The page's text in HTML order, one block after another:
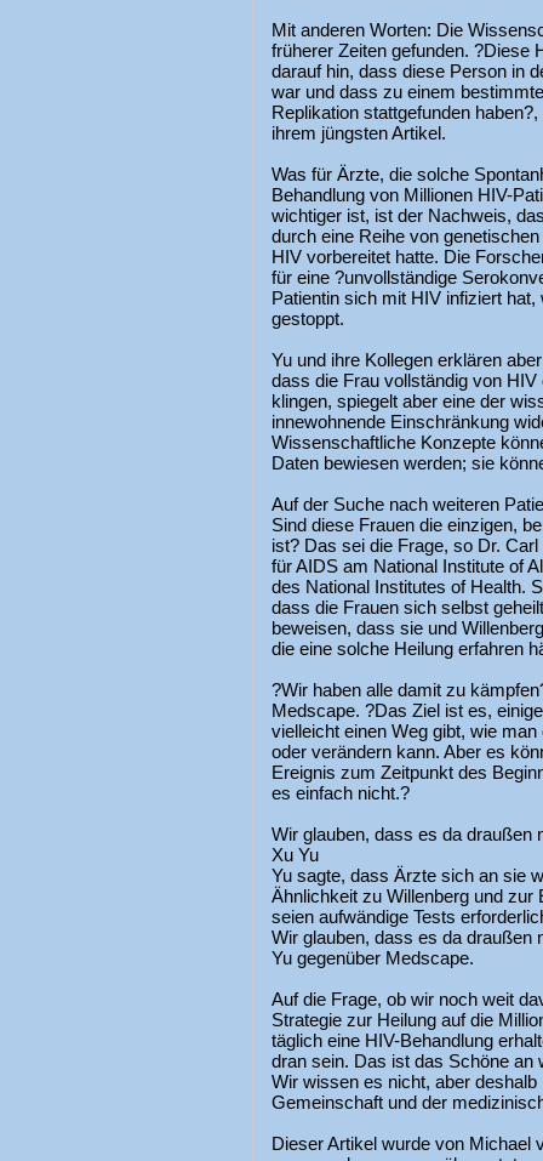
Mit anderen Worten: Die
früherer Zeiten gefunden. ?Diese
darauf hin, dass diese Person in
war und dass zu einem
Replikation stattgefunden
ihrem jüngsten Artikel.
Was für Ärzte, die solche
Behandlung von Millionen HIV-
wichtiger ist, ist der Nachweis,
durch eine Reihe von
HIV vorbereitet hatte. Die
für eine ?unvollständige
Patientin sich mit HIV infiziert
gestoppt.
Yu und ihre Kollegen erklären
dass die Frau vollständig von
klingen, spiegelt aber eine der
innewohnende Einschränkung
Wissenschaftliche Konzepte
Daten bewiesen werden; sie
Auf der Suche nach weiteren
Sind diese Frauen die einzigen,
ist? Das sei die Frage, so Dr.
für AIDS am National Institute of
des National Institutes of Health.
dass die Frauen sich selbst
beweisen, dass sie und
die eine solche Heilung erfahren
?Wir haben alle damit zu
Medscape. ?Das Ziel ist es,
vielleicht einen Weg gibt, wie
oder verändern kann. Aber es
Ereignis zum Zeitpunkt des
es einfach nicht.?
Wir glauben, dass es da draußen
Xu Yu
Yu sagte, dass Ärzte sich an sie
Ähnlichkeit zu Willenberg und zur
seien aufwändige Tests
Wir glauben, dass es da draußen
Yu gegenüber Medscape.
Auf die Frage, ob wir noch weit
Strategie zur Heilung auf die
täglich eine HIV-Behandlung
dran sein. Das ist das Schöne
Wir wissen es nicht, aber
Gemeinschaft und der
Dieser Artikel wurde von Michael